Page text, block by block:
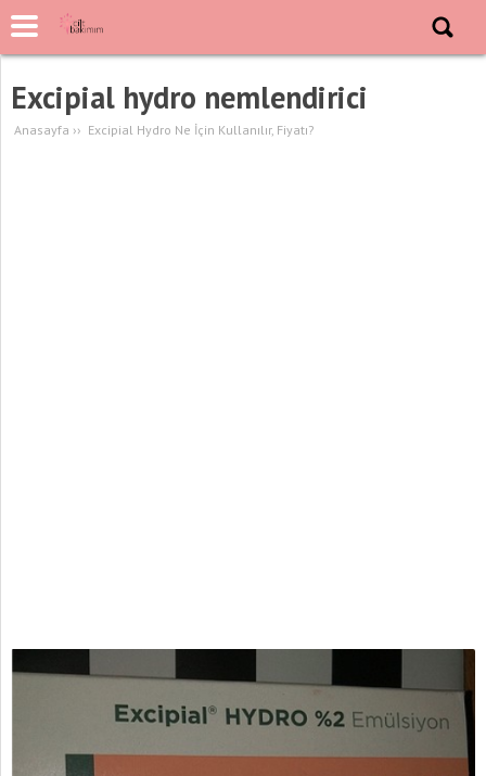
Excipial hydro nemlendirici
Anasayfa ›› Excipial Hydro Ne İçin Kullanılır, Fiyatı?